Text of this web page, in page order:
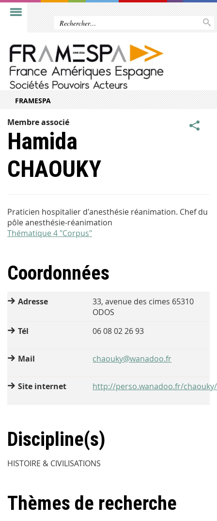
FRAMESPA
Membre associé
Hamida
CHAOUKY
Praticien hospitalier d'anesthésie réanimation. Chef du
pôle anesthésie-réanimation
Thématique 4 "Corpus"
Coordonnées
Adresse
33, avenue des cimes 65310
ODOS
Tél
06 08 02 26 93
Mail chaouky@wanadoo.fr
Site internet http://perso.wanadoo.fr/chaouky/
Discipline(s)
HISTOIRE & CIVILISATIONS
Thèmes de recherche